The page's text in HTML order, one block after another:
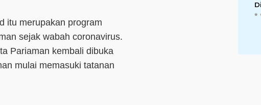
itu merupakan program
sejak wabah coronavirus.
Pariaman kembali dibuka
mulai memasuki tatanan